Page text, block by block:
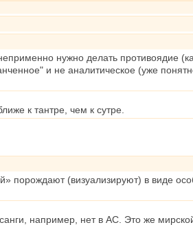
нужно делать противоядие
и не аналитическое (уже
к тантре, чем к сутре.
порождают (визуализируют) в виде
например, нет в АС. Это же